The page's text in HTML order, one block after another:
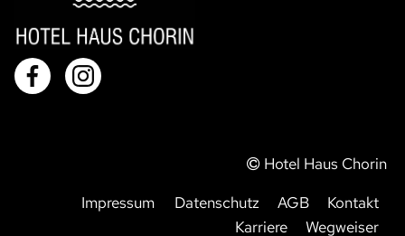
Hotel Haus Chorin
Impressum
Datenschutz AGB
Kontakt
Karriere
Wegweiser